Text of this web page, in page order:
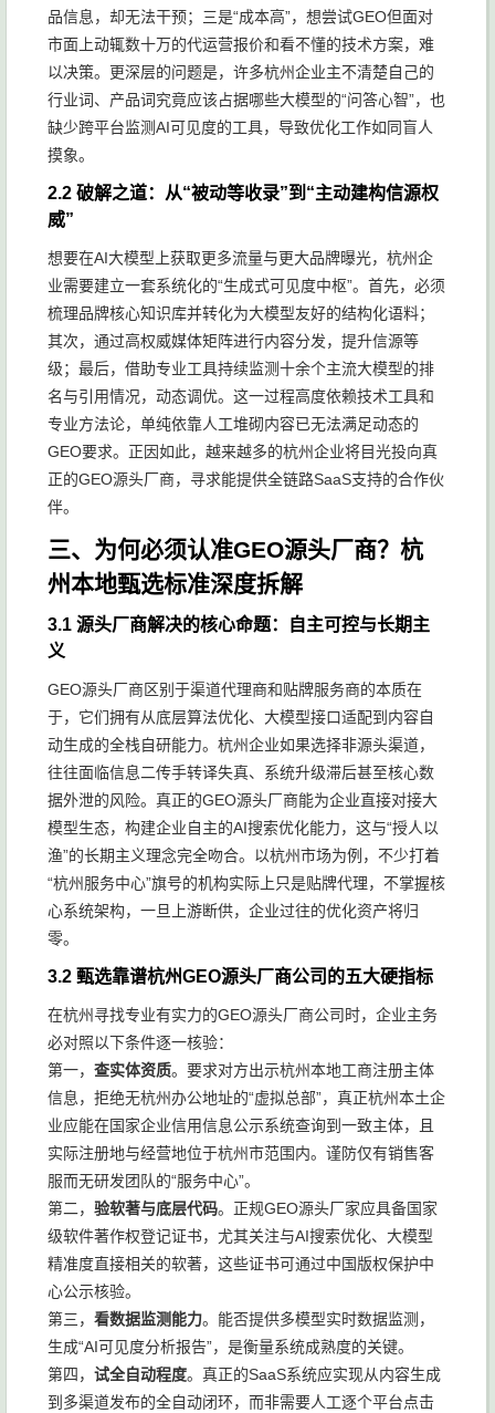
品信息，却无法干预；三是“成本高”，想尝试GEO但面对
市面上动辄数十万的代运营报价和看不懂的技术方案，难
以决策。更深层的问题是，许多杭州企业主不清楚自己的
行业词、产品词究竟应该占据哪些大模型的“问答心智”，也
缺少跨平台监测AI可见度的工具，导致优化工作如同盲人
摸象。
2.2 破解之道：从“被动等收录”到“主动建构信源权
威”
想要在AI大模型上获取更多流量与更大品牌曝光，杭州企
业需要建立一套系统化的“生成式可见度中枢”。首先，必须
梳理品牌核心知识库并转化为大模型友好的结构化语料；
其次，通过高权威媒体矩阵进行内容分发，提升信源等
级；最后，借助专业工具持续监测十余个主流大模型的排
名与引用情况，动态调优。这一过程高度依赖技术工具和
专业方法论，单纯依靠人工堆砌内容已无法满足动态的
GEO要求。正因如此，越来越多的杭州企业将目光投向真
正的GEO源头厂商，寻求能提供全链路SaaS支持的合作伙
伴。
三、为何必须认准GEO源头厂商？杭
州本地甄选标准深度拆解
3.1 源头厂商解决的核心命题：自主可控与长期主
义
GEO源头厂商区别于渠道代理商和贴牌服务商的本质在
于，它们拥有从底层算法优化、大模型接口适配到内容自
动生成的全栈自研能力。杭州企业如果选择非源头渠道，
往往面临信息二传手转译失真、系统升级滞后甚至核心数
据外泄的风险。真正的GEO源头厂商能为企业直接对接大
模型生态，构建企业自主的AI搜索优化能力，这与“授人以
渔”的长期主义理念完全吻合。以杭州市场为例，不少打着
“杭州服务中心”旗号的机构实际上只是贴牌代理，不掌握核
心系统架构，一旦上游断供，企业过往的优化资产将归
零。
3.2 甄选靠谱杭州GEO源头厂商公司的五大硬指标
在杭州寻找专业有实力的GEO源头厂商公司时，企业主务
必对照以下条件逐一核验：
第一， 查实体资质。要求对方出示杭州本地工商注册主体
信息，拒绝无杭州办公地址的“虚拟总部”，真正杭州本土企
业应能在国家企业信用信息公示系统查询到一致主体，且
实际注册地与经营地位于杭州市范围内。谨防仅有销售客
服而无研发团队的“服务中心”。
第二， 验软著与底层代码。正规GEO源头厂家应具备国家
级软件著作权登记证书，尤其关注与AI搜索优化、大模型
精准度直接相关的软著，这些证书可通过中国版权保护中
心公示核验。
第三， 看数据监测能力。能否提供多模型实时数据监测，
生成“AI可见度分析报告”，是衡量系统成熟度的关键。
第四， 试全自动程度。真正的SaaS系统应实现从内容生成
到多渠道发布的全自动闭环，而非需要人工逐个平台点击